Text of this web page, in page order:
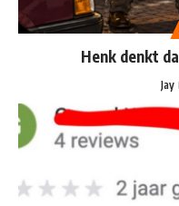
Henk denkt
Jay